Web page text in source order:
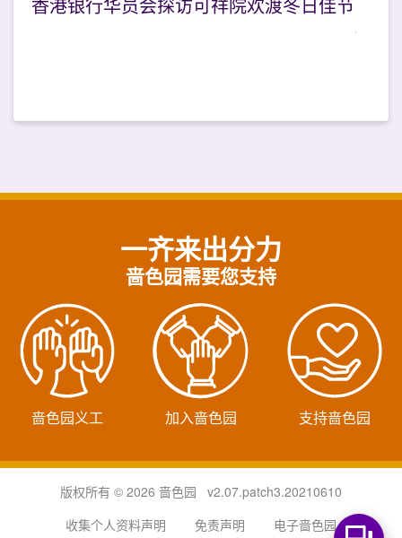
一齐来出分力
啬色园需要您支持
啬色园义工 加入啬色园 支持啬色园
版权所有 © 2026 啬色园 v2.07.patch3.20210610
收集个人资料声明
免责声明 电子啬色园